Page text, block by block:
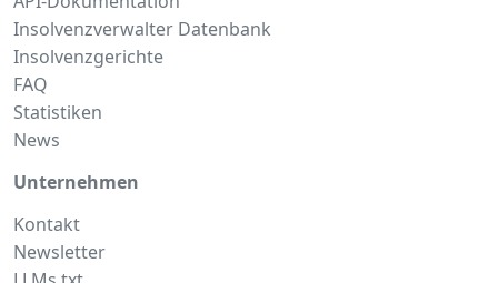
Insolvenzverwalter Datenbank
Insolvenzgerichte
FAQ
Statistiken
News
Unternehmen
Kontakt
Newsletter